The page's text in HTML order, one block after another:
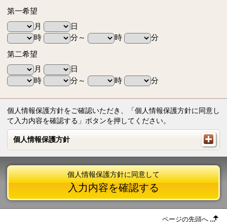
第一希望
月
日
時
分～ 時
分
第二希望
月
日
時
分～ 時 分
個人情報保護方針をご確認いただき、「個人情報保護方針に同意し
て入力内容を確認する」ボタンを押してください。
個人情報保護方針
個人情報保護方針
個人情報保護方針に同意して
入力内容を確認する
ページの先頭へ